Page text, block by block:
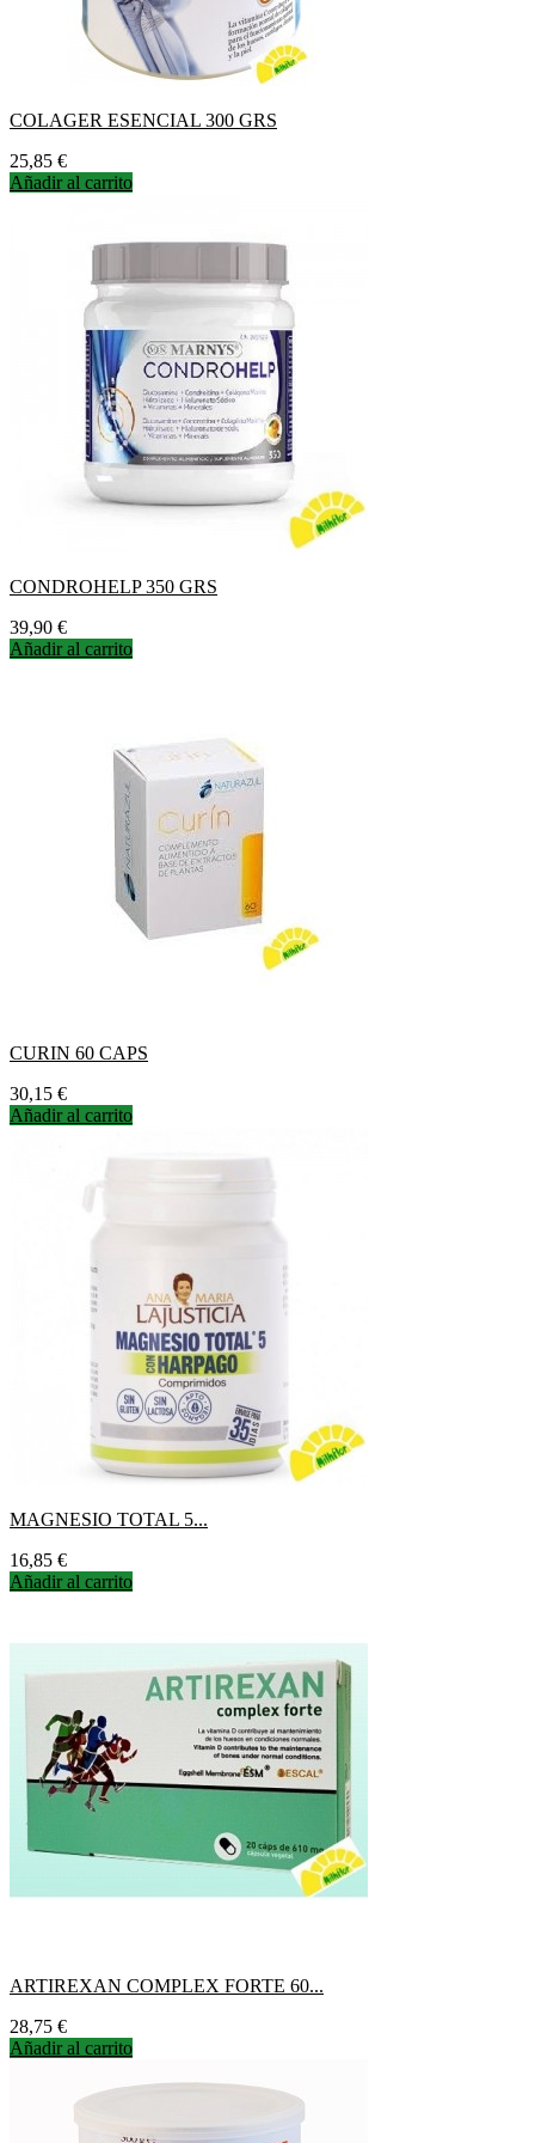
COLAGER ESENCIAL 300 GRS
Precio
25,85 €
Añadir al carrito
CONDROHELP 350 GRS
Precio
39,90 €
Añadir al carrito
CURIN 60 CAPS
Precio
30,15 €
Añadir al carrito
MAGNESIO TOTAL 5...
Precio
16,85 €
Añadir al carrito
ARTIREXAN COMPLEX FORTE 60...
Precio
28,75 €
Añadir al carrito